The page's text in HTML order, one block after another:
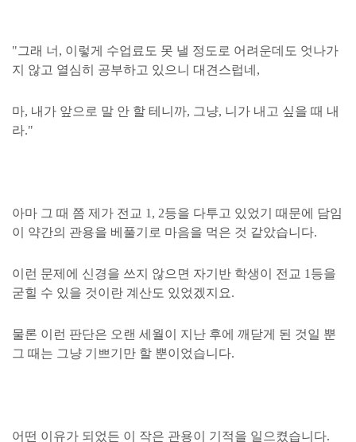
"그래 너, 이렇게 수업료도 못 낼 정도로 어려운데도 엇나가
지 않고 열심히 공부하고 있으니 대견스럽네,
마, 내가 앞으로 말 안 할 테니까, 그냥, 니가 내고 싶을 때 내
라."
아마 그 때 쯤 제가 전교 1, 2등을 다투고 있었기 때문에 담임
이 약간의 관용을 베풀기로 마음을 먹은 것 같았습니다.
이런 문제에 신경을 쓰지 않으면 자기반 학생이 전교 1등을
굳힐 수 있을 것이란 계산도 있었겠지요.
물론 이런 판단은 오랜 세월이 지난 후에 깨닫게 된 것일 뿐
그 때는 그냥 기쁘기만 할 뿐이었습니다.
어떤 이유가 되었든 이 작은 관용이 기적을 일으켰습니다.